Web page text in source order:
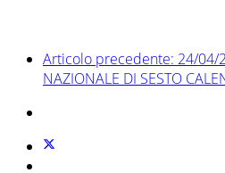
Articolo precedente: 24/04/
NAZIONALE DI SESTO